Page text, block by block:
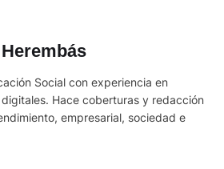
Social con experiencia en
Hace coberturas y redacción
empresarial, sociedad e